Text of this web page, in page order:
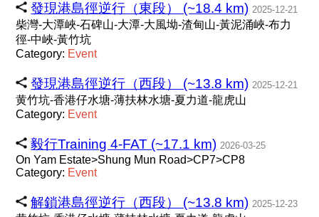
發現港島徑逆行（東段） (~18.4 km) 2025-12-21
柴灣-大潭峽-石碑山-大潭-大風坳-渣甸山-黃泥涌峽-布力
徑-中峽-黃竹坑
Category: Event
發現港島徑逆行（西段） (~13.8 km) 2025-12-21
黄竹坑-香港仔水塘-薄扶林水塘-夏力道-龍虎山
Category: Event
毅行Training 4-FAT (~17.1 km) 2026-03-25
On Yam Estate>Shung Mun Road>CP7>CP8
Category: Event
解鎖港島徑逆行（西段） (~13.8 km) 2025-12-23